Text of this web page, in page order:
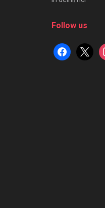
Follow us
facebook
x